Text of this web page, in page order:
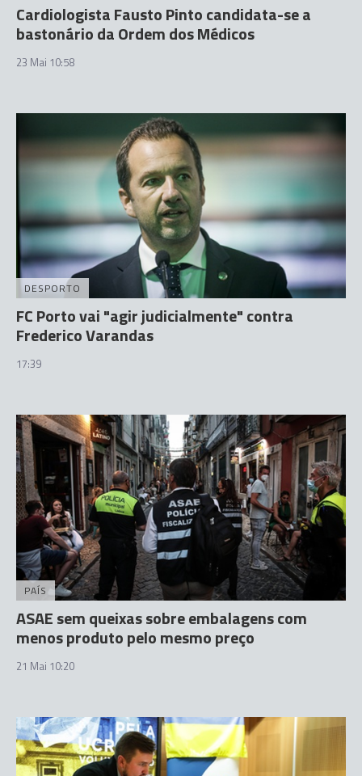
Cardiologista Fausto Pinto candidata-se a
bastonário da Ordem dos Médicos
23 Mai 10:58
DESPORTO
FC Porto vai "agir judicialmente" contra
Frederico Varandas
17:39
PAÍS
ASAE sem queixas sobre embalagens com
menos produto pelo mesmo preço
21 Mai 10:20